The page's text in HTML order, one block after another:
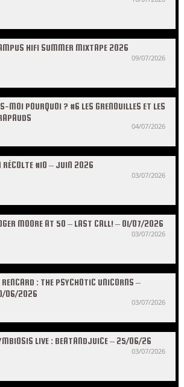
HIFI SUMMER MIXTAPE 2026
09/07/2026
MOI POURQUOI ? #6 LES GRENOUILLES ET LES
04/07/2026
RÉCOLTE #10 – JUIN 2026
03/07/2026
MOORE AT 50 – LAST CALL! – 01/07/2026
03/07/2026
RENCARD : THE PSYCHOTIC UNICORNS –
06/2026
03/07/2026
LIVE : BEATANDJUICE – 25/06/26
03/07/2026